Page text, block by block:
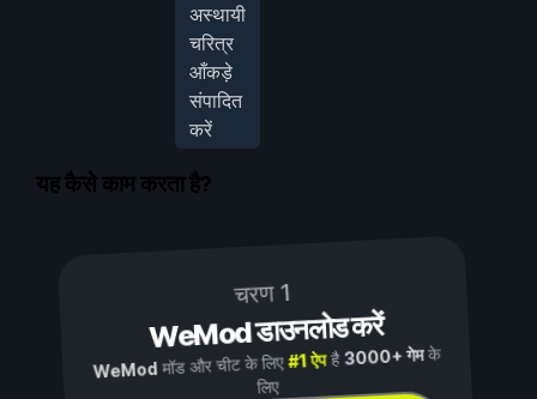
अस्थायी
चरित्र
आँकड़े
संपादित
करें
यह कैसे काम करता है?
चरण 1
WeMod डाउनलोड करें
WeMod मॉड और चीट के लिए#1 ऐपहै3000+ गेमके
लिए